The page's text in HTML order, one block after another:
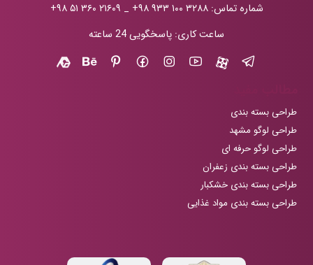
شماره تماس:+۹۸ ۹۳۳ ۱۰۰ ۳۲۸۸ _ +۹۸ ۵۱ ۳۶۰ ۲۱۶۰۹
ساعت کاری: پاسخگویی 24 ساعته
طراحی بسته بندی
طراحی لوگو مشهد
طراحی لوگو حرفه ای
طراحی بسته بندی زعفران
طراحی بسته بندی خشکبار
طراحی بسته بندی مواد غذایی